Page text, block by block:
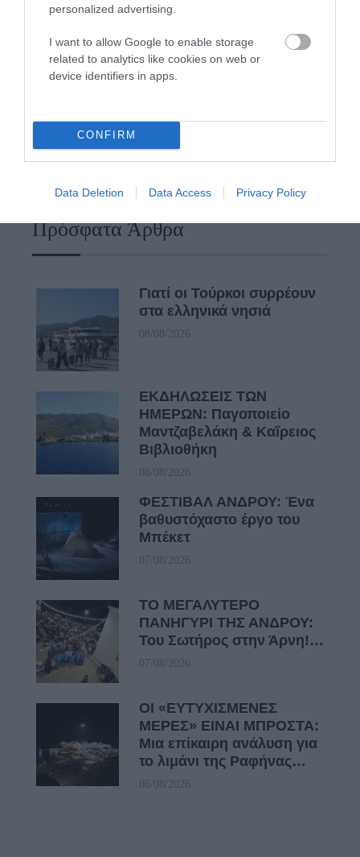
personalized advertising.
I want to allow Google to enable storage
related to analytics like cookies on web or
device identifiers in apps.
CONFIRM
Data Deletion Data Access Privacy Policy
ΕΚΔΗΛΩΣΕΙΣ ΤΩΝ ΗΜΕΡΩΝ: Παγοποιείο
Μαντζαβελάκη & Καΐρειος Βιβλιοθήκη
ΦΕΣΤΙΒΑΛ ΑΝΔΡΟΥ: Ένα βαθυστόχαστο έργο του
Η νεολαία της Άνδρου είναι εδώ. Χρειάζεται όμως
Πρόσφατα Άρθρα
Γιατί οι Τούρκοι συρρέουν
στα ελληνικά νησιά
08/08/2026
ΕΚΔΗΛΩΣΕΙΣ ΤΩΝ
ΗΜΕΡΩΝ: Παγοποιείο
Μαντζαβελάκη & Καΐρειος
Βιβλιοθήκη
08/08/2026
ΦΕΣΤΙΒΑΛ ΑΝΔΡΟΥ: Ένα
βαθυστόχαστο έργο του
Μπέκετ
07/08/2026
ΤΟ ΜΕΓΑΛΥΤΕΡΟ
ΠΑΝΗΓΥΡΙ ΤΗΣ ΑΝΔΡΟΥ:
Του Σωτήρος στην Άρνη!…
07/08/2026
ΟΙ «ΕΥΤΥΧΙΣΜΕΝΕΣ
ΜΕΡΕΣ» ΕΙΝΑΙ ΜΠΡΟΣΤΑ:
Μια επίκαιρη ανάλυση για
το λιμάνι της Ραφήνας…
06/08/2026